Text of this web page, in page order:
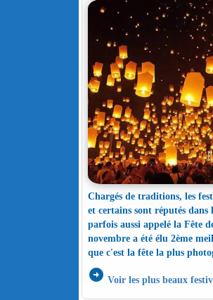
Chargés de traditions, les
et certains sont réputés
parfois aussi appelé la Fête
novembre a été élu 2ème
que c'est la fête la plus
arrow_circle_right Voir les plus beaux